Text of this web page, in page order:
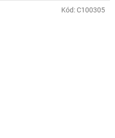
Kód:C100305